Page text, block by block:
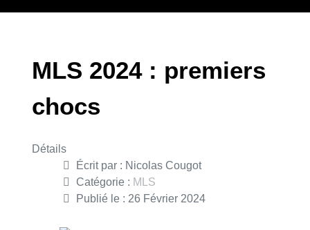
MLS 2024 : premiers
chocs
Détails
Écrit par : Nicolas Cougot
Catégorie : MLS
Publié le : 26 Février 2024